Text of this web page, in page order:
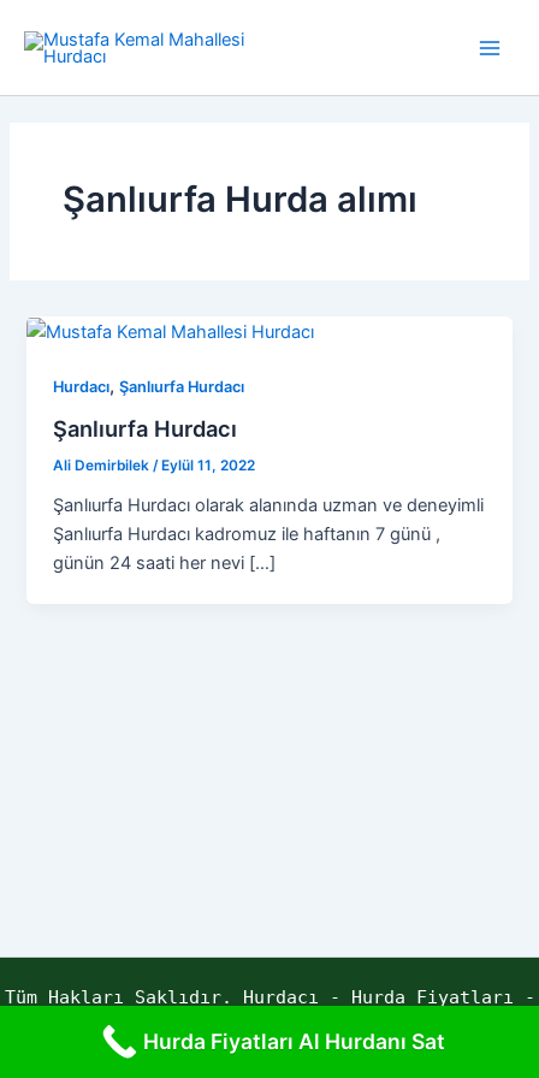
atla
Şanlıurfa Hurda alımı
Hurdacı,Şanlıurfa Hurdacı
Şanlıurfa Hurdacı
Ali Demirbilek/ Eylül 11, 2022
Şanlıurfa Hurdacı olarak alanında uzman ve deneyimli
Şanlıurfa Hurdacı kadromuz ile haftanın 7 günü ,
günün 24 saati her nevi […]
Tüm Hakları Saklıdır. Hurdacı - Hurda Fiyatları -
Yaren Hurda | Powered by ECE YAZILIM
Hurda Fiyatları Al Hurdanı Sat